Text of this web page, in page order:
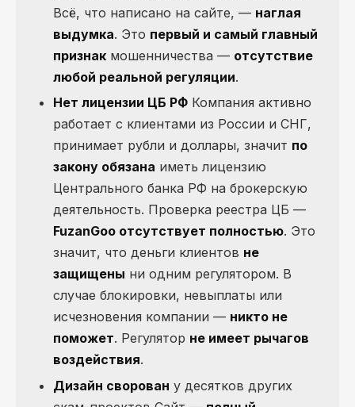
Всё, что написано на сайте, — наглая
выдумка. Это первый и самый главный
признак мошенничества — отсутствие
любой реальной регуляции.
Нет лицензии ЦБ РФ Компания активно
работает с клиентами из России и СНГ,
принимает рубли и доллары, значит по
закону обязана иметь лицензию
Центрального банка РФ на брокерскую
деятельность. Проверка реестра ЦБ —
FuzanGoo отсутствует полностью. Это
значит, что деньги клиентов не
защищены ни одним регулятором. В
случае блокировки, невыплаты или
исчезновения компании — никто не
поможет. Регулятор не имеет рычагов
воздействия.
Дизайн сворован у десятков других